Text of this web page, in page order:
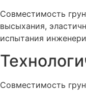
Совместимость
высыхания,
испытания
Совместимость